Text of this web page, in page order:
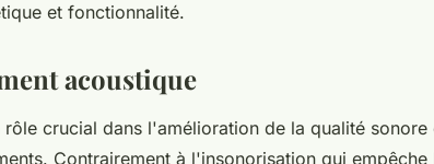
et fonctionnalité.
acoustique
crucial dans l'amélioration de la qualité sonore
Contrairement à l'insonorisation qui empêche